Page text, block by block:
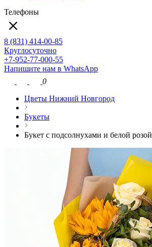
Телефоны
8 (831) 414-00-85
Круглосуточно
+7-952-77-000-55
Напишите нам в WhatsApp
0
Цветы Нижний Новгород
Букеты
Букет с подсолнухами и белой розой